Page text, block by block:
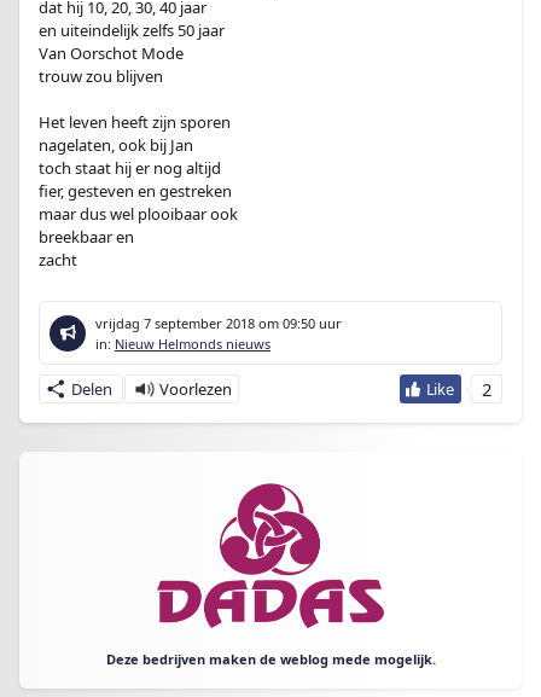
dat hij 10, 20, 30, 40 jaar
en uiteindelijk zelfs 50 jaar
Van Oorschot Mode
trouw zou blijven
Het leven heeft zijn sporen
nagelaten, ook bij Jan
toch staat hij er nog altijd
fier, gesteven en gestreken
maar dus wel plooibaar ook
breekbaar en
zacht
vrijdag 7 september 2018 om 09:50 uur
in: Nieuw Helmonds nieuws
2
Delen
Deze bedrijven maken de weblog mede mogelijk.